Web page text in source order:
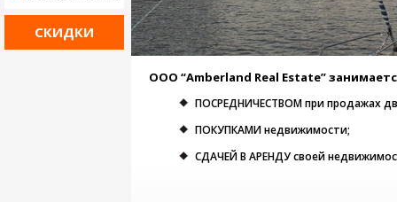
СКИДКИ
ООО “Amberland Real Estate”
ПОСРЕДНИЧЕСТВОМ при продажах
ПОКУПКАМИ недвижимости;
СДАЧЕЙ В АРЕНДУ своей